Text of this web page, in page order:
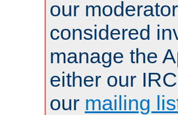
our
considered
manage the
either our
our mailing